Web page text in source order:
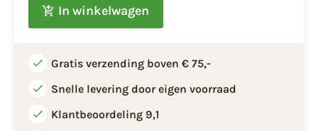
In winkelwagen
Gratis verzending boven € 75,-
Snelle levering door eigen voorraad
Klantbeoordeling 9,1